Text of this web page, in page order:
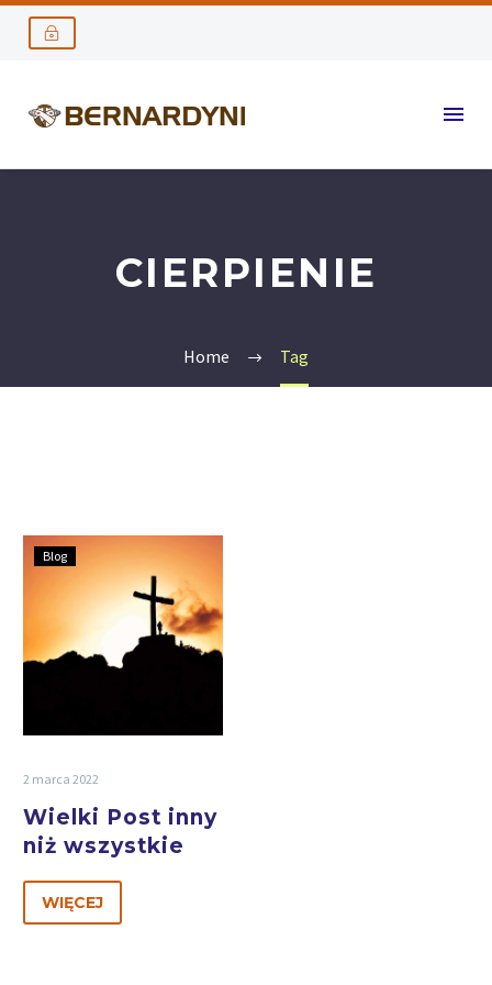
CIERPIENIE
Home Tag
Blog
2 marca 2022
Wielki Post inny
niż wszystkie
WIĘCEJ